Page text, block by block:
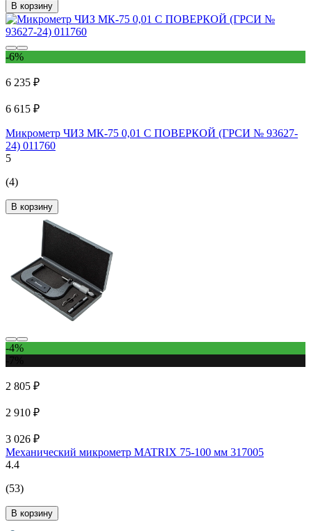
В корзину
-6%
6 235 ₽
6 615 ₽
Микрометр ЧИЗ МК-75 0,01 С ПОВЕРКОЙ (ГРСИ № 93627-
24) 011760
5
(4)
В корзину
-4%
2 805 ₽
2 910 ₽
3 026 ₽
Механический микрометр MATRIX 75-100 мм 317005
4.4
(53)
В корзину